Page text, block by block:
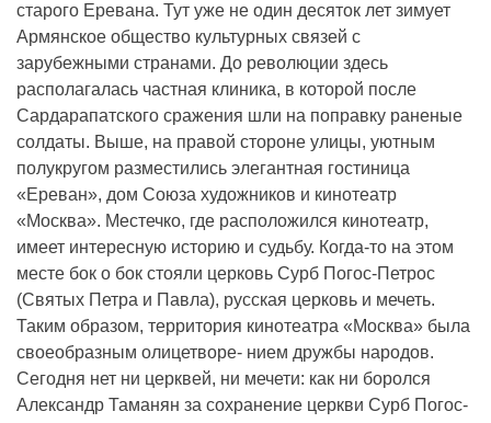
старого Еревана. Тут уже не один десяток лет зимует
Армянское общество культурных связей с
зарубежными странами. До революции здесь
располагалась частная клиника, в которой после
Сардарапатского сражения шли на поправку раненые
солдаты. Выше, на правой стороне улицы, уютным
полукругом разместились элегантная гостиница
«Ереван», дом Союза художников и кинотеатр
«Москва». Местечко, где расположился кинотеатр,
имеет интересную историю и судьбу. Когда-то на этом
месте бок о бок стояли церковь Сурб Погос-Петрос
(Святых Петра и Павла), русская церковь и мечеть.
Таким образом, территория кинотеатра «Москва» была
своеобразным олицетворе- нием дружбы народов.
Сегодня нет ни церквей, ни мечети: как ни боролся
Александр Таманян за сохранение церкви Сурб Погос-